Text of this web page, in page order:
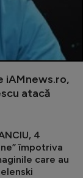
iAMnews.ro,
atacă
4
împotriva
care au